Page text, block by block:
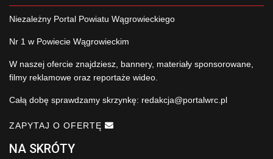
Niezależny Portal Powiatu Wągrowieckiego
Nr 1 w Powiecie Wągrowieckim
W naszej ofercie znajdziesz, bannery, materiały sponsorowane,
filmy reklamowe oraz reportaże wideo.
Całą dobę sprawdzamy skrzynkę: redakcja@portalwrc.pl
ZAPYTAJ O OFERTĘ
NA SKRÓTY